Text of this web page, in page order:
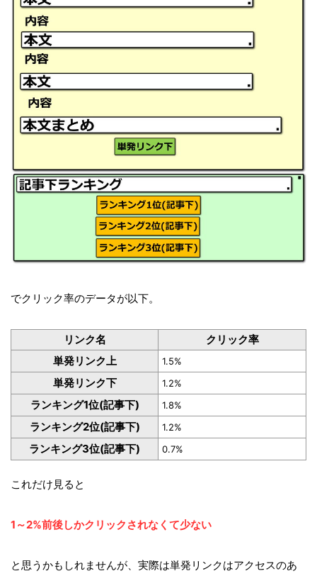
でクリック率のデータが以下。
リンク名
クリック率
単発リンク上
1.5%
単発リンク下 1.2%
ランキング1位(記事下) 1.8%
ランキング2位(記事下) 1.2%
ランキング3位(記事下) 0.7%
これだけ見ると
1～2%前後しかクリックされなくて少ない
と思うかもしれませんが、実際は単発リンクはアクセスのあ